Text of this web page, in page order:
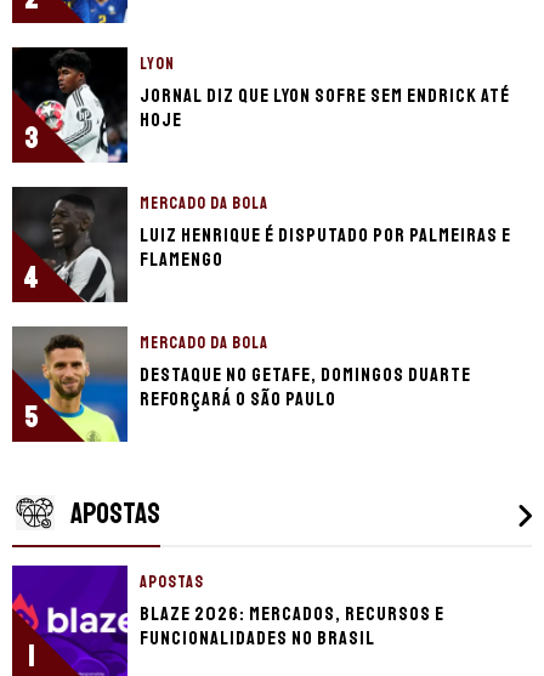
3
LYON
Jornal diz que Lyon sofre sem Endrick até
hoje
4
MERCADO DA BOLA
Luiz Henrique é disputado por Palmeiras e
Flamengo
5
MERCADO DA BOLA
Destaque no Getafe, Domingos Duarte
reforçará o São Paulo
APOSTAS
1
APOSTAS
Blaze 2026: mercados, recursos e
funcionalidades no Brasil